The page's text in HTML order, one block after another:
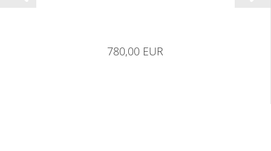
780,00 EUR